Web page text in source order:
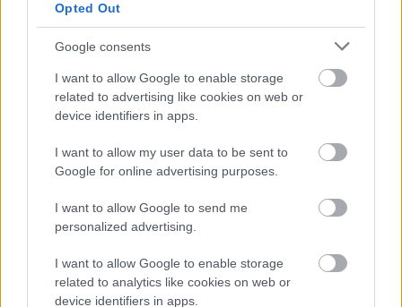
Opted Out
Google consents
I want to allow Google to enable storage
related to advertising like cookies on web or
device identifiers in apps.
I want to allow my user data to be sent to
Google for online advertising purposes.
I want to allow Google to send me
personalized advertising.
I want to allow Google to enable storage
related to analytics like cookies on web or
device identifiers in apps.
ΔΥΠΑ: Ειδικό βοήθημα ανεργίας 565
ευρώ – Ποια δικαιολογητικά
απαιτούνται
- Τι ειδικότητες θα ζητηθούν